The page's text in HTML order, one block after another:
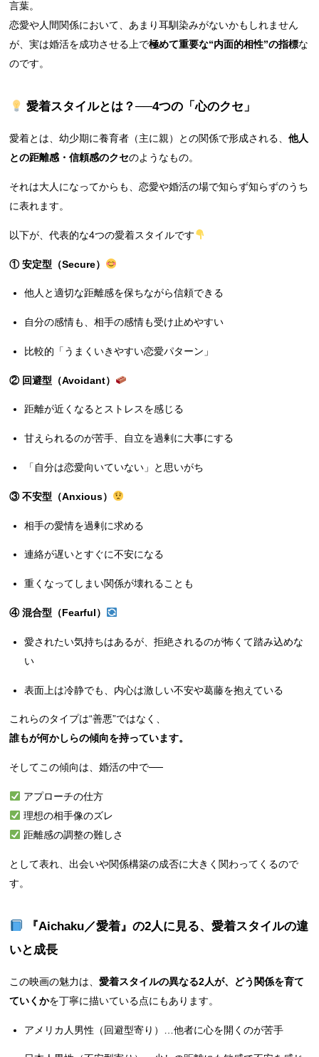
言葉。
恋愛や人間関係において、あまり耳馴染みがないかもしれません
が、実は婚活を成功させる上で極めて重要な“内面的相性”の指標な
のです。
愛着スタイルとは？──4つの「心のクセ」
愛着とは、幼少期に養育者（主に親）との関係で形成される、他人
との距離感・信頼感のクセのようなもの。
それは大人になってからも、恋愛や婚活の場で知らず知らずのうち
に表れます。
以下が、代表的な4つの愛着スタイルです
① 安定型（Secure）
他人と適切な距離感を保ちながら信頼できる
自分の感情も、相手の感情も受け止めやすい
比較的「うまくいきやすい恋愛パターン」
② 回避型（Avoidant）
距離が近くなるとストレスを感じる
甘えられるのが苦手、自立を過剰に大事にする
「自分は恋愛向いていない」と思いがち
③ 不安型（Anxious）
相手の愛情を過剰に求める
連絡が遅いとすぐに不安になる
重くなってしまい関係が壊れることも
④ 混合型（Fearful）
愛されたい気持ちはあるが、拒絶されるのが怖くて踏み込めな
い
表面上は冷静でも、内心は激しい不安や葛藤を抱えている
これらのタイプは“善悪”ではなく、
誰もが何かしらの傾向を持っています。
そしてこの傾向は、婚活の中で──
アプローチの仕方
理想の相手像のズレ
距離感の調整の難しさ
として表れ、出会いや関係構築の成否に大きく関わってくるので
す。
『Aichaku／愛着』の2人に見る、愛着スタイルの違
いと成長
この映画の魅力は、愛着スタイルの異なる2人が、どう関係を育て
ていくかを丁寧に描いている点にもあります。
アメリカ人男性（回避型寄り）…他者に心を開くのが苦手